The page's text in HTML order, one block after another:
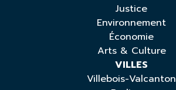
Justice
Environnement
Économie
Arts & Culture
VILLES
Villebois-Valcanton